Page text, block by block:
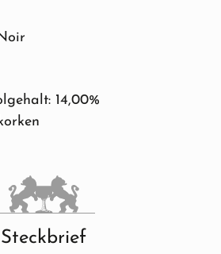
14,00%
Steckbrief